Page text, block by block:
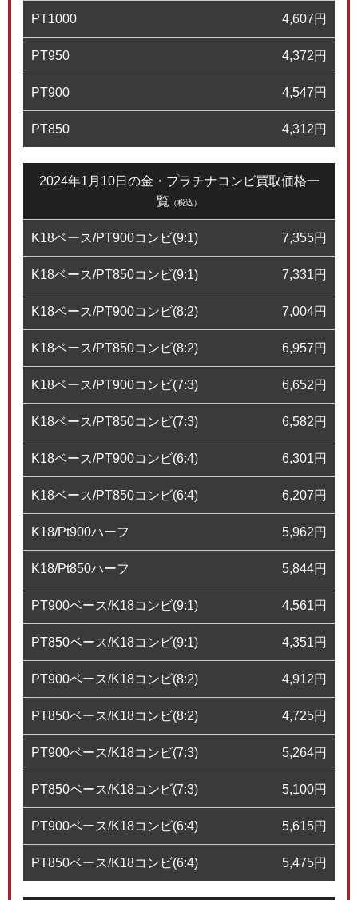
PT1000 4,607円
PT950 4,372円
PT900 4,547円
PT850 4,312円
2024年1月10日の金・プラチナコンビ買取価格一
覧 （税込）
K18ベース/PT900コンビ(9:1) 7,355円
K18ベース/PT850コンビ(9:1) 7,331円
K18ベース/PT900コンビ(8:2) 7,004円
K18ベース/PT850コンビ(8:2) 6,957円
K18ベース/PT900コンビ(7:3) 6,652円
K18ベース/PT850コンビ(7:3) 6,582円
K18ベース/PT900コンビ(6:4) 6,301円
K18ベース/PT850コンビ(6:4) 6,207円
K18/Pt900ハーフ 5,962円
K18/Pt850ハーフ 5,844円
PT900ベース/K18コンビ(9:1) 4,561円
PT850ベース/K18コンビ(9:1) 4,351円
PT900ベース/K18コンビ(8:2) 4,912円
PT850ベース/K18コンビ(8:2) 4,725円
PT900ベース/K18コンビ(7:3) 5,264円
PT850ベース/K18コンビ(7:3) 5,100円
PT900ベース/K18コンビ(6:4) 5,615円
PT850ベース/K18コンビ(6:4) 5,475円